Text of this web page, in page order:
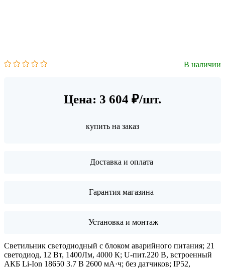
В наличии
Цена: 3 604 ₽/шт.
купить на заказ
Доставка и оплата
Гарантия магазина
Установка и монтаж
Светильник светодиодный с блоком аварийного питания; 21
светодиод, 12 Вт, 1400Лм, 4000 К; U-пит.220 В, встроенный
АКБ Li-Ion 18650 3.7 В 2600 мА·ч; без датчиков; IP52,